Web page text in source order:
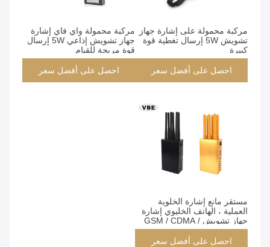
مركبة محمولة على إشارة جهاز
تشويش 5W إرسال تغطية قوة
كبيرة
احصل على أفضل سعر
مركبة محمولة واي فاي إشارة
جهاز تشويش إذاعي 5W إرسال
قوة مريحة للقيام
احصل على أفضل سعر
مستقر مانع إشارة الخلوية
العملية ، الهاتف الخليوي إشارة
جهاز تشويش GSM / CDMA /
DCS
احصل على أفضل سعر